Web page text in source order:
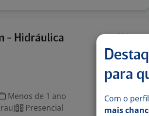
- Hidráulica
30 jun
Menos de 1 ano
Presencial
para
Com o
mais